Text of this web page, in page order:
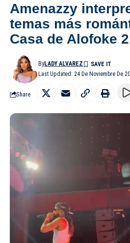
Amenazzy
temas más
Casa de Alofoke 2
Last Updated: 24 De Noviembre De
ByLADY ALVAREZ
Share